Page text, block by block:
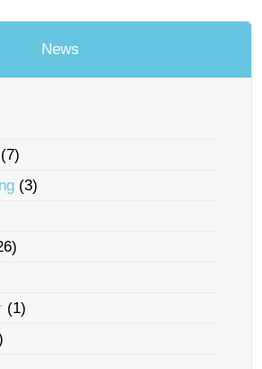
News
(7)
(3)
(1)